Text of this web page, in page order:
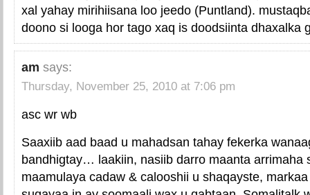
xal yahay mirihiisana loo jeedo (Puntland).
doono si looga hor tago xaq is doodsiinta dhaxalka
am says:
Thursday, November 25, 2010 at 7:06 pm
asc wr wb
Saaxiib aad baad u mahadsan tahay fekerka
bandhigtay… laakiin, nasiib darro maanta arrimaha
maamulaya cadaw & calooshii u shaqayste,